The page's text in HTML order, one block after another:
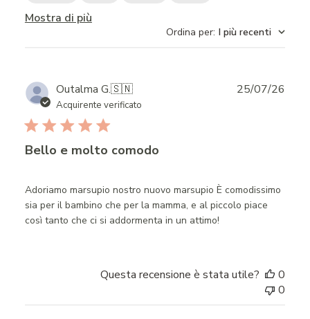
Mostra di più
Ordina per: I più recenti
Outalma G.🇸🇳
Acquirente verificato
Bello e molto comodo
Adoriamo marsupio nostro nuovo marsupio È comodissimo
sia per il bambino che per la mamma, e al piccolo piace
così tanto che ci si addormenta in un attimo!
25/07/26
Questa recensione è stata utile?
0
0